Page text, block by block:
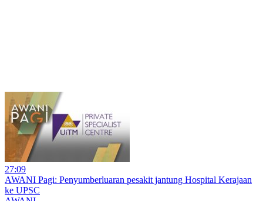
27:09
AWANI Pagi: Penyumberluaran pesakit jantung Hospital Kerajaan
ke UPSC